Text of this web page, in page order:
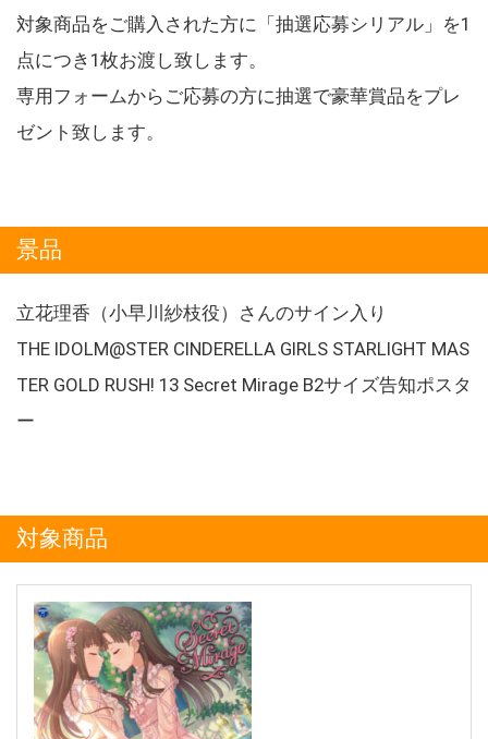
対象商品をご購入された方に「抽選応募シリアル」を1
点につき1枚お渡し致します。
専用フォームからご応募の方に抽選で豪華賞品をプレ
ゼント致します。
景品
立花理香（小早川紗枝役）さんのサイン入り
THE IDOLM@STER CINDERELLA GIRLS STARLIGHT MAS
TER GOLD RUSH! 13 Secret Mirage B2サイズ告知ポスタ
ー
対象商品